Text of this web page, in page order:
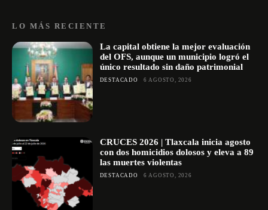
LO MÁS RECIENTE
La capital obtiene la mejor evaluación
del OFS, aunque un municipio logró el
único resultado sin daño patrimonial
DESTACADO 6 AGOSTO, 2026
CRUCES 2026 | Tlaxcala inicia agosto
con dos homicidios dolosos y eleva a 89
las muertes violentas
DESTACADO 6 AGOSTO, 2026